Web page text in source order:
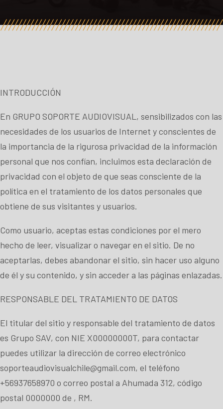
INTRODUCCIÓN
En GRUPO SOPORTE AUDIOVISUAL, sensibilizados con las
necesidades de los usuarios de Internet y conscientes de
la importancia de la rigurosa privacidad de la información
personal que nos confían, incluimos esta declaración de
privacidad con el objeto de que seas consciente de la
política en el tratamiento de los datos personales que
obtiene de sus visitantes y usuarios.
Como usuario, aceptas estas condiciones por el mero
hecho de leer, visualizar o navegar en el sitio. De no
aceptarlas, debes abandonar el sitio, sin hacer uso alguno
de él y su contenido, y sin acceder a las páginas enlazadas.
RESPONSABLE DEL TRATAMIENTO DE DATOS
El titular del sitio y responsable del tratamiento de datos
es Grupo SAV, con NIE X00000000T, para contactar
puedes utilizar la dirección de correo electrónico
soporteaudiovisualchile@gmail.com, el teléfono
+56937658970 o correo postal a Ahumada 312, código
postal 0000000 de , RM.